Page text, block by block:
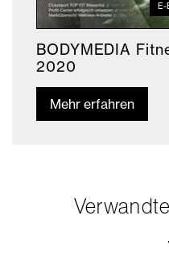
E-
BODYMEDIA
2020
Mehr erfahren